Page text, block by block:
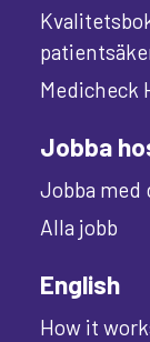
Medicheck
Jobba
Jobba med
Alla jobb
English
How it